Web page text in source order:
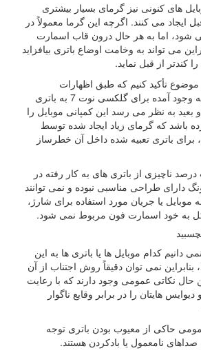
های کنونی نیز گرمای بسیار بیشتری
یا 4 نسل قبل ایجاد می کنند. اگرچه این گرما معمولاً در
شود، اما به هر حال درون قاب اسمارت
می تواند به وخامت اوضاع باتری بیافزاید
کندتر از قبل نماید.
موضوع تأکید کنیم که طبق اظهارات
سامسونگ، مشکلات به وجود آمده برای گلکسی نوت 7 به باتری
به نظر می رسد این کمپانی موبایل را
باشد که گرمای زیاد ایجاد شده توسط
باتری تعبیه شده داخل آن خطرساز
ناچیزی از باتری های به کار رفته در
دارای طراحی مناسبی نبوده و نمی توانند
موبایل یا جریان مورد استفاده برای شارژ،
به خود اسمارت فون مربوط نمی شود.
دانیم کدام موبایل ها یا باتری ها به این
نمی توان دقیقاً روش اجتناب از آن
حال نکاتی عمومی وجود دارند که با رعایت
هایتان را در برابر وقایع ناگوار
حاکی از معیوب بودن باتری توجه
نامعمول یا بادکردن هستند.